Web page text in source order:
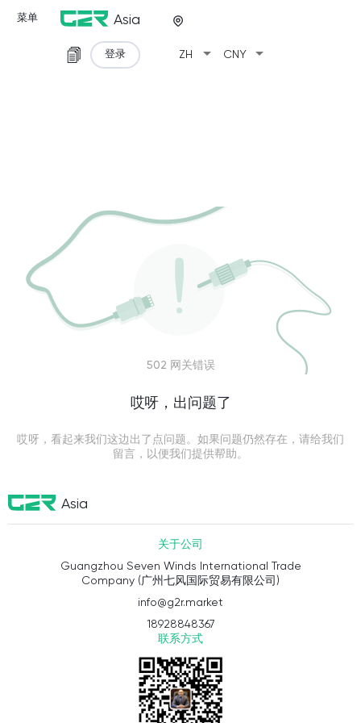
菜单 Asia
ZH arrow_drop_down CNY arrow_drop_down
登录
502 网关错误
哎呀，出问题了
哎呀，看起来我们这边出了点问题。如果问题仍然存在，请给我们
留言，以便我们提供帮助。
Asia
关于公司
Guangzhou Seven Winds International Trade
Company (广州七风国际贸易有限公司)
info@g2r.market
18928848367
联系方式